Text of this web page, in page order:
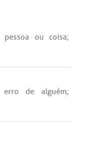
pessoa ou coisa;
erro de alguém;